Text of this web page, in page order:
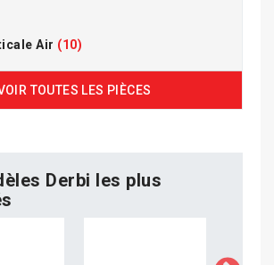
Air (10)
TOUTES LES PIÈCES
Derbi les plus